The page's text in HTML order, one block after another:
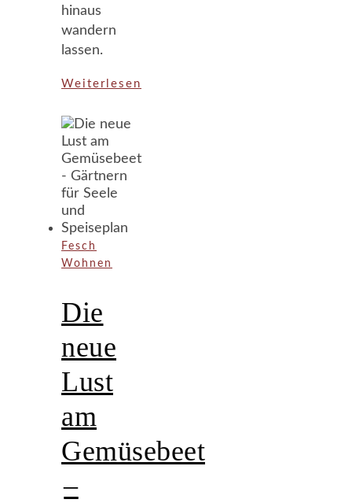
hinaus
wandern
lassen.
Weiterlesen
Fesch
Wohnen
Die
neue
Lust
am
Gemüsebeet
–